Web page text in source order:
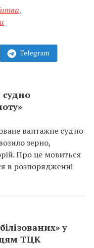
,
Telegram
судно
вантажне судно
зерно,
Про це мовиться
в розпорядженні
у
ТЦК